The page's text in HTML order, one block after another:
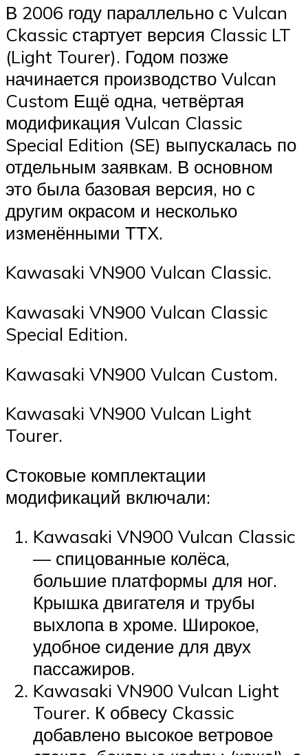
В 2006 году параллельно с Vulcan
Ckassic стартует версия Classic LT
(Light Tourer). Годом позже
начинается производство Vulcan
Custom Ещё одна, четвёртая
модификация Vulcan Classic
Special Edition (SE) выпускалась по
отдельным заявкам. В основном
это была базовая версия, но с
другим окрасом и несколько
изменёнными ТТХ.
Kawasaki VN900 Vulcan Classic.
Kawasaki VN900 Vulcan Classic
Special Edition.
Kawasaki VN900 Vulcan Custom.
Kawasaki VN900 Vulcan Light
Tourer.
Стоковые комплектации
модификаций включали:
Kawasaki VN900 Vulcan Classic
— спицованные колёса,
большие платформы для ног.
Крышка двигателя и трубы
выхлопа в хроме. Широкое,
удобное сидение для двух
пассажиров.
Kawasaki VN900 Vulcan Light
Tourer. К обвесу Ckassic
добавлено высокое ветровое